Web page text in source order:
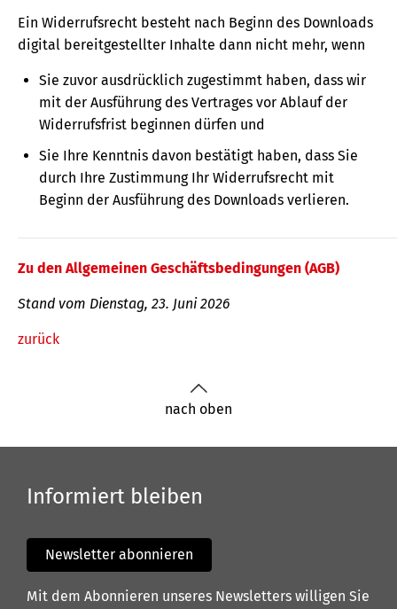
Ein Widerrufsrecht besteht nach Beginn des Downloads
digital bereitgestellter Inhalte dann nicht mehr, wenn
Sie zuvor ausdrücklich zugestimmt haben, dass wir
mit der Ausführung des Vertrages vor Ablauf der
Widerrufsfrist beginnen dürfen und
Sie Ihre Kenntnis davon bestätigt haben, dass Sie
durch Ihre Zustimmung Ihr Widerrufsrecht mit
Beginn der Ausführung des Downloads verlieren.
Zu den Allgemeinen Geschäftsbedingungen (AGB)
Stand vom Dienstag, 23. Juni 2026
zurück
nach oben
Informiert bleiben
Newsletter abonnieren
Mit dem Abonnieren unseres Newsletters willigen Sie